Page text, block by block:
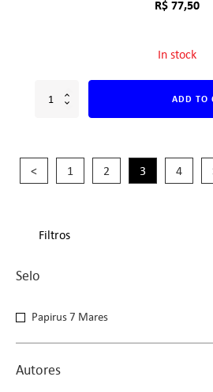
Filtros
Selo
SeloPapirus 7 Mares
Autores
R$77,50
In stock
ADD TO
< 1 2 3 4